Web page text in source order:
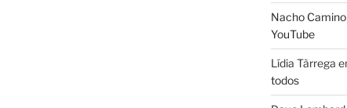
Nacho Camino
YouTube
Lídia Tàrrega
todos